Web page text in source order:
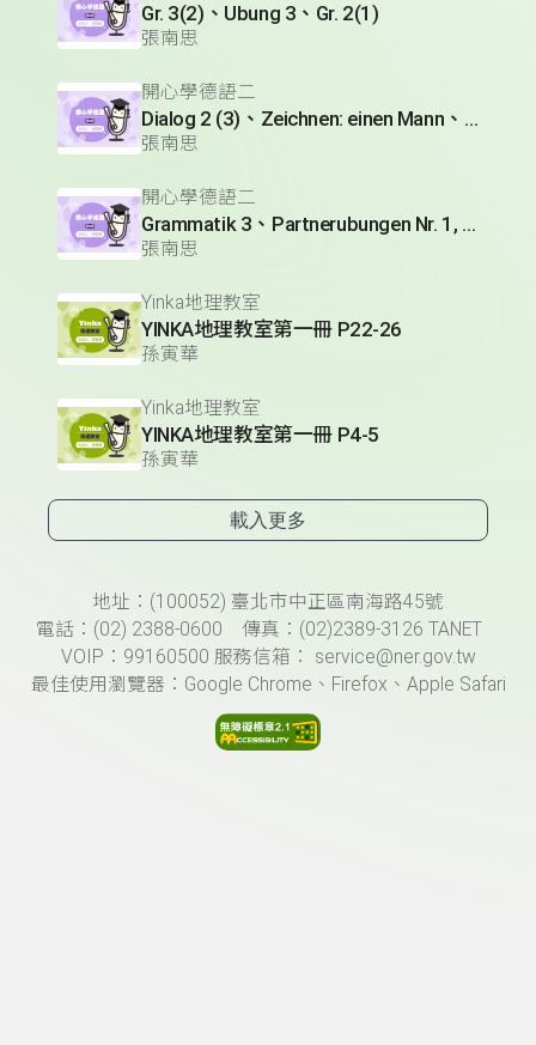
Gr. 3(2)、Ubung 3、Gr. 2(1)
張南思
開心學德語二
Dialog 2 (3)、Zeichnen: einen Mann、Lesetext 1(1)
張南思
開心學德語二
Grammatik 3、Partnerubungen Nr. 1, 3、Dialog 2(1)
張南思
Yinka地理教室
YINKA地理教室第一冊 P22-26
孫寅華
Yinka地理教室
YINKA地理教室第一冊 P4-5
孫寅華
載入更多
頁尾資訊地址：(100052) 臺北市中正區南海路45號
電話：(02) 2388-0600 傳真：(02)2389-3126 TANET
VOIP：99160500 服務信箱： service@ner.gov.tw
最佳使用瀏覽器：Google Chrome、Firefox、Apple Safari